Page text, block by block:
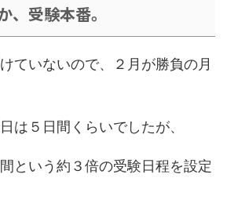
、受験本番。
ていないので、２月が勝負の月
は５日間くらいでしたが、
という約３倍の受験日程を設定